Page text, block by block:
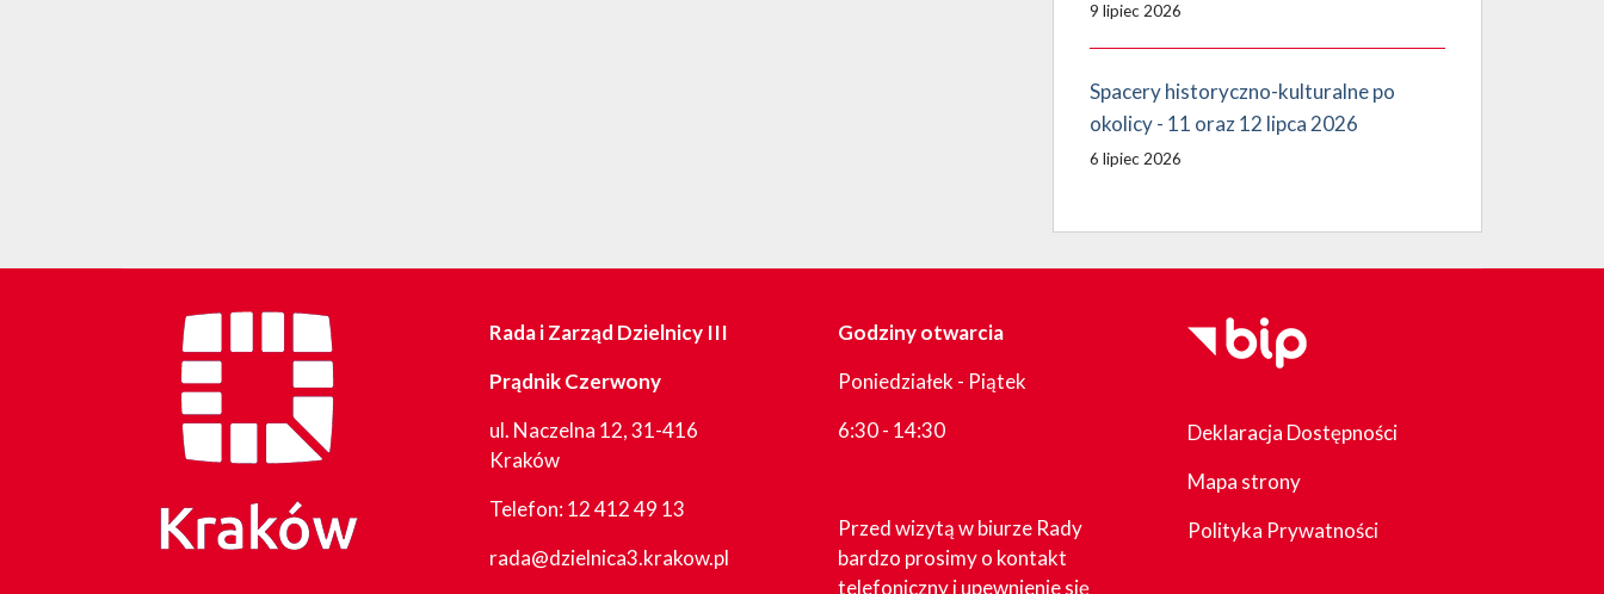
9 lipiec 2026
Spacery historyczno-kulturalne po
okolicy - 11 oraz 12 lipca 2026
6 lipiec 2026
Rada i Zarząd Dzielnicy III
Prądnik Czerwony
ul. Naczelna 12, 31-416
Kraków
Telefon:12 412 49 13
rada@dzielnica3.krakow.pl
Godziny otwarcia
Poniedziałek - Piątek
6:30 - 14:30
Przed wizytą w biurze Rady
bardzo prosimy o kontakt
telefoniczny i upewnienie się
Deklaracja Dostępności
Mapa strony
Polityka Prywatności